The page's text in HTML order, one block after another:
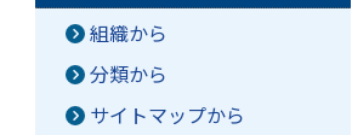
組織から
分類から
サイトマップから